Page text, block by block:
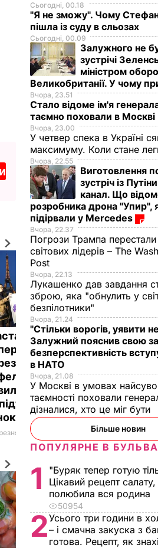
час діяти".
8
на
вежі
ілюмінація
прав
11.39
Сьогодні, 00.18
"Я не зможу". Чому
пішла із суду в сльозах
Сьогодні, 00.09
Залужного не
зустрічі
міністром
Великобританії. У чому
Вчора, 23.51
Стало відоме ім'я
таємно поховали в Москві
Вчора, 23.00
У четвер спека в Україні
максимуму. Коли стане
Вчора, 22.55
Виготовлення
зустріч із
канал. Що
розробника дрона "Упир",
підірвали у Mercedes
Вчора, 22.37
Погрози Трампа перестали
світових лідерів – The
Post
Вчора, 22.13
Лукашенко дав завдання
зброю, яка "обнулить у
безпілотники"
Вчора, 21.24
"Стільки ворогів, уявити
Залужний пояснив свою
безперспективність
в НАТО
Вчора, 21.08
У Москві в умовах
таємності поховали
дізналися, хто це міг бути
Більше новин
ПОПУЛЯРНЕ В
1
"Буряк тепер готую
Цікавий рецепт
полюбила вся родина
50954
2Усього три години в
– і смачна закуска з
готова. Рецепт, як